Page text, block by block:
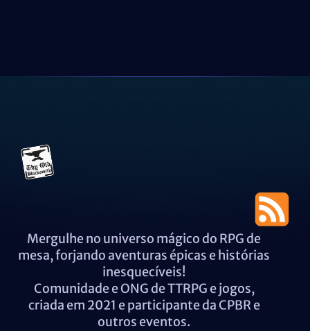
Mergulhe no universo mágico do RPG de
mesa, forjando aventuras épicas e histórias
inesquecíveis!
Comunidade e ONG de TTRPG e jogos,
criada em 2021 e participante da CPBR e
outros eventos.